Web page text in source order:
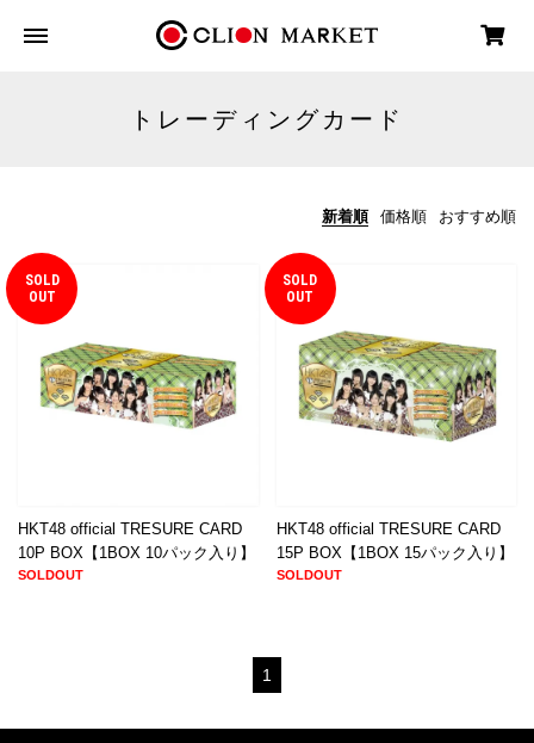
トレーディングカード
新着順 価格順 おすすめ順
SOLD
OUT
HKT48 official TRESURE CARD
10P BOX【1BOX 10パック入り】
SOLDOUT
SOLD
OUT
HKT48 official TRESURE CARD
15P BOX【1BOX 15パック入り】
SOLDOUT
1